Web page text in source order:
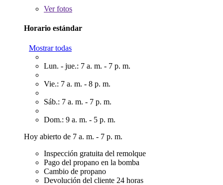
Verfotos
Horario estándar
Mostrar todas
Lun. - jue.: 7 a. m. - 7 p. m.
Vie.: 7 a. m. - 8 p. m.
Sáb.: 7 a. m. - 7 p. m.
Dom.: 9 a. m. - 5 p. m.
Hoy abierto de 7 a. m. - 7 p. m.
Inspección gratuita del remolque
Pago del propano en la bomba
Cambio de propano
Devolución del cliente 24 horas